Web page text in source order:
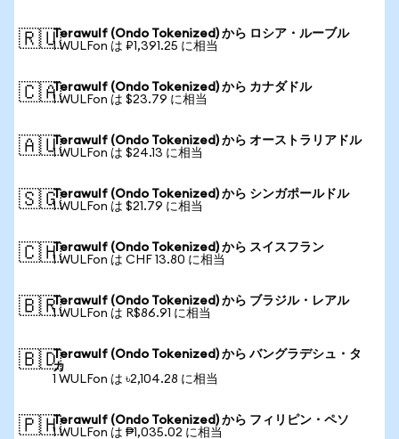
🇷🇺Terawulf (Ondo Tokenized) から ロシア・ルーブル
1 WULFon は ₽1,391.25 に相当
🇨🇦Terawulf (Ondo Tokenized) から カナダドル
1 WULFon は $23.79 に相当
🇦🇺Terawulf (Ondo Tokenized) から オーストラリアドル
1 WULFon は $24.13 に相当
🇸🇬Terawulf (Ondo Tokenized) から シンガポールドル
1 WULFon は $21.79 に相当
🇨🇭Terawulf (Ondo Tokenized) から スイスフラン
1 WULFon は CHF 13.80 に相当
🇧🇷Terawulf (Ondo Tokenized) から ブラジル・レアル
1 WULFon は R$86.91 に相当
🇧🇩Terawulf (Ondo Tokenized) から バングラデシュ・タ
カ
1 WULFon は ৳2,104.28 に相当
🇵🇭Terawulf (Ondo Tokenized) から フィリピン・ペソ
1 WULFon は ₱1,035.02 に相当